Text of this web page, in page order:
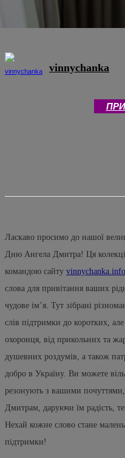
vinnychanka
Ласкаво просимо до нашої
Дню Ангела Дмитра! Ця
командою сайту vinnychanka.info
слова для привітання ваших
чудове ім’я. Тут зібрані
слів підтримки до коротких,
охоронця, від прикольних та
душевних роздумів, а також
добро в Україну. Ви можете
резонують з вашими
Дмитрам, даруючи їм радість,
Нехай кожне слово стане
підтримки!